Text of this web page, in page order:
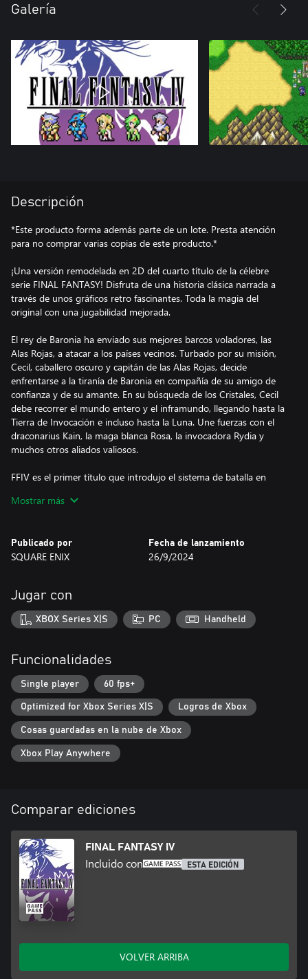
Galería
Descripción
*Este producto forma además parte de un lote. Presta atención
para no comprar varias copias de este producto.*
¡Una versión remodelada en 2D del cuarto título de la célebre
serie FINAL FANTASY! Disfruta de una historia clásica narrada a
través de unos gráficos retro fascinantes. Toda la magia del
original con una jugabilidad mejorada.
El rey de Baronia ha enviado sus mejores barcos voladores, las
Alas Rojas, a atacar a los países vecinos. Turbado por su misión,
Cecil, caballero oscuro y capitán de las Alas Rojas, decide
enfrentarse a la tiranía de Baronia en compañía de su amigo de
confianza y de su amante. En su búsqueda de los Cristales, Cecil
debe recorrer el mundo entero y el inframundo, llegando hasta la
Tierra de Invocación e incluso hasta la Luna. Une fuerzas con el
draconarius Kain, la maga blanca Rosa, la invocadora Rydia y
muchos otros aliados valiosos.
FFIV es el primer título que introdujo el sistema de batalla en
transmite una sensación de premura. Gracias al éxito del juego,
¡Contempla la dramática historia y los dinámicos combates de la
---------------------------------------------
■ ¡Vuelve a cobrar vida con nuevos gráficos y sonidos!
incluyendo los inconfundibles personajes diseñados con píxeles
・Una banda sonora renovada con un estilo fiel a FINAL
FANTASY, bajo la supervisión del compositor original Nobuo
Uematsu.
■ ¡Jugabilidad mejorada!
・Incluye una IU modernizada, opciones de combate automático
y más.
sonido de la época.
・Ahora es posible alternar entre diferentes fuentes, incluida la
fuente predeterminada y una fuente pixelada basada en el
ambiente del juego original.
・Nuevas funciones adicionales para expandir las opciones del
juego: esto incluye desactivar los encuentros aleatorios y ajustar
los multiplicadores de experiencia obtenida entre 0 y 4.
・Ahonda en el mundo del juego con los contenidos extras del
Bestiario, la Galería y el Reproductor musical.
*Esta remasterización está basada en el título original FINAL
FANTASY IV, publicado en 1991. Es posible que las características
y/o el contenido de juego varíen con respecto a otras versiones
Mostrar más
Publicado por
SQUARE ENIX
Fecha de lanzamiento
26/9/2024
Jugar con
XBOX Series X|S PC Handheld
Funcionalidades
Single player 60 fps+
Optimized for Xbox Series X|S Logros de Xbox
Cosas guardadas en la nube de Xbox
Xbox Play Anywhere
Comparar ediciones
FINAL FANTASY IV
Incluido con ESTA EDICIÓN
VOLVER ARRIBA